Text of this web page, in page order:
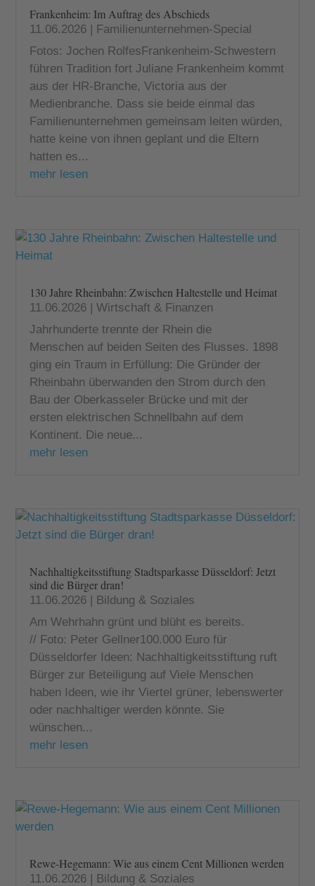
Frankenheim: Im Auftrag des Abschieds
11.06.2026 | Familienunternehmen-Special
Fotos: Jochen RolfesFrankenheim-Schwestern
führen Tradition fort Juliane Frankenheim kommt
aus der HR-Branche, Victoria aus der
Medienbranche. Dass sie beide einmal das
Familienunternehmen gemeinsam leiten würden,
hatte keine von ihnen geplant und die Eltern
hatten es...
mehr lesen
130 Jahre Rheinbahn: Zwischen Haltestelle und Heimat
11.06.2026 |Wirtschaft & Finanzen
Jahrhunderte trennte der Rhein die
Menschen auf beiden Seiten des Flusses. 1898
ging ein Traum in Erfüllung: Die Gründer der
Rheinbahn überwanden den Strom durch den
Bau der Oberkasseler Brücke und mit der
ersten elektrischen Schnellbahn auf dem
Kontinent. Die neue...
mehr lesen
Nachhaltigkeitsstiftung Stadtsparkasse Düsseldorf: Jetzt
sind die Bürger dran!
11.06.2026 | Bildung & Soziales
Am Wehrhahn grünt und blüht es bereits.
// Foto: Peter Gellner100.000 Euro für
Düsseldorfer Ideen: Nachhaltigkeitsstiftung ruft
Bürger zur Beteiligung auf Viele Menschen
haben Ideen, wie ihr Viertel grüner, lebenswerter
oder nachhaltiger werden könnte. Sie
wünschen...
mehr lesen
Rewe-Hegemann: Wie aus einem Cent Millionen werden
11.06.2026 | Bildung & Soziales